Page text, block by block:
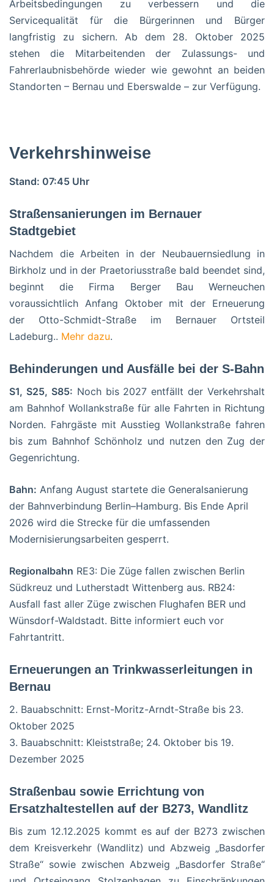
Arbeitsbedingungen zu verbessern und die
Servicequalität für die Bürgerinnen und Bürger
langfristig zu sichern. Ab dem 28. Oktober 2025
stehen die Mitarbeitenden der Zulassungs- und
Fahrerlaubnisbehörde wieder wie gewohnt an beiden
Standorten – Bernau und Eberswalde – zur Verfügung.
Verkehrshinweise
Stand: 07:45 Uhr
Straßensanierungen im Bernauer
Stadtgebiet
Nachdem die Arbeiten in der Neubauernsiedlung in
Birkholz und in der Praetoriusstraße bald beendet sind,
beginnt die Firma Berger Bau Werneuchen
voraussichtlich Anfang Oktober mit der Erneuerung
der Otto-Schmidt-Straße im Bernauer Ortsteil
Ladeburg.. Mehr dazu.
Behinderungen und Ausfälle bei der S-Bahn
S1, S25, S85: Noch bis 2027 entfällt der Verkehrshalt
am Bahnhof Wollankstraße für alle Fahrten in Richtung
Norden. Fahrgäste mit Ausstieg Wollankstraße fahren
bis zum Bahnhof Schönholz und nutzen den Zug der
Gegenrichtung.
Bahn: Anfang August startete die Generalsanierung
der Bahnverbindung Berlin–Hamburg. Bis Ende April
2026 wird die Strecke für die umfassenden
Modernisierungsarbeiten gesperrt.
Regionalbahn RE3: Die Züge fallen zwischen Berlin
Südkreuz und Lutherstadt Wittenberg aus. RB24:
Ausfall fast aller Züge zwischen Flughafen BER und
Wünsdorf-Waldstadt. Bitte informiert euch vor
Fahrtantritt.
Erneuerungen an Trinkwasserleitungen in
Bernau
2. Bauabschnitt: Ernst-Moritz-Arndt-Straße bis 23.
Oktober 2025
3. Bauabschnitt: Kleiststraße; 24. Oktober bis 19.
Dezember 2025
Straßenbau sowie Errichtung von
Ersatzhaltestellen auf der B273, Wandlitz
Bis zum 12.12.2025 kommt es auf der B273 zwischen
dem Kreisverkehr (Wandlitz) und Abzweig „Basdorfer
Straße“ sowie zwischen Abzweig „Basdorfer Straße“